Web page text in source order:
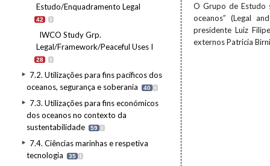
Estudo/Enquadramento Legal
42 I
IWCO Study Grp.
Legal/Framework/Peaceful Uses I
28 I
7.2. Utilizações para fins pacíficos dos
oceanos, segurança e soberania
40 I
7.3. Utilizações para fins económicos
dos oceanos no contexto da
sustentabilidade
59 I
7.4. Ciências marinhas e respetiva
tecnologia
35 I
O Grupo de Estudo
oceanos” (Legal
presidente Luiz
externos Patricia